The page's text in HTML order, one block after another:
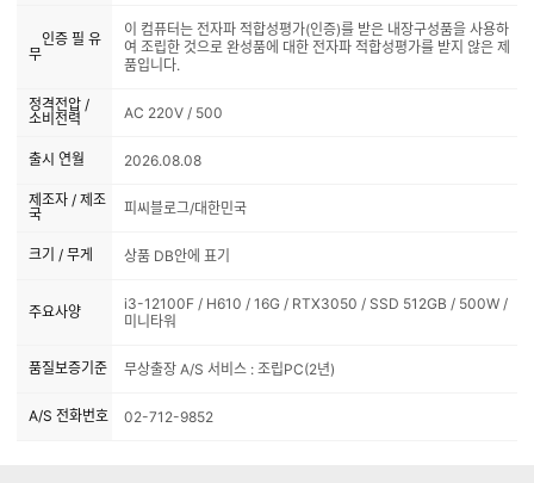
인증 필 유
무
이 컴퓨터는 전자파 적합성평가(인증)를 받은 내장구성품을 사용하
여 조립한 것으로 완성품에 대한 전자파 적합성평가를 받지 않은 제
품입니다.
정격전압 /
소비전력
AC 220V / 500
출시 연월 2026.08.08
제조자 / 제조
국
피씨블로그/대한민국
크기 / 무게 상품 DB안에 표기
주요사양
i3-12100F / H610 / 16G / RTX3050 / SSD 512GB / 500W /
미니타워
품질보증기준 무상출장 A/S 서비스 : 조립PC(2년)
A/S 전화번호 02-712-9852